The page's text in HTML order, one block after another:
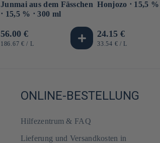
Junmai aus dem Fässchen
⋅ 15,5 % ⋅ 300 ml
Normaler
Preis
56.00 €
GRUNDPREIS
186.67 € / PRO
L
Honjozo ⋅ 15,5 %
Normaler
Preis
24.15 €
GRUNDPREIS
33.54 € / PRO
L
ONLINE-BESTELLUNG
Hilfezentrum & FAQ
Lieferung und Versandkosten in